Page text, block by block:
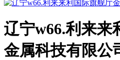
辽宁w66.利来来
金属科技有限公